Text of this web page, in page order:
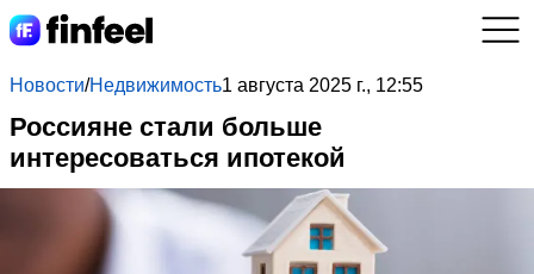
Новости/Недвижимость1 августа 2025 г., 12:55
Россияне стали больше
интересоваться ипотекой